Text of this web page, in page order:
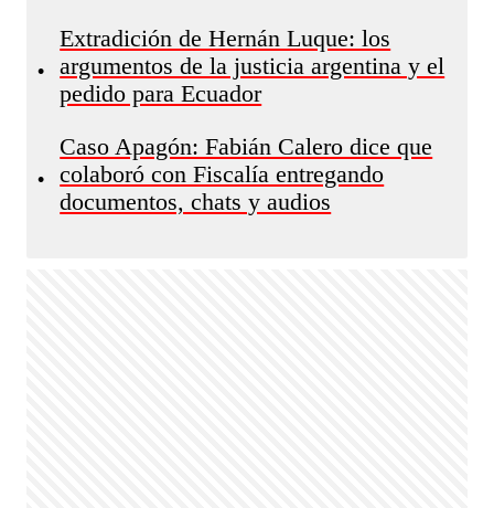
•
Extradición de Hernán Luque: los
argumentos de la justicia argentina y el
pedido para Ecuador
•
Caso Apagón: Fabián Calero dice que
colaboró con Fiscalía entregando
documentos, chats y audios